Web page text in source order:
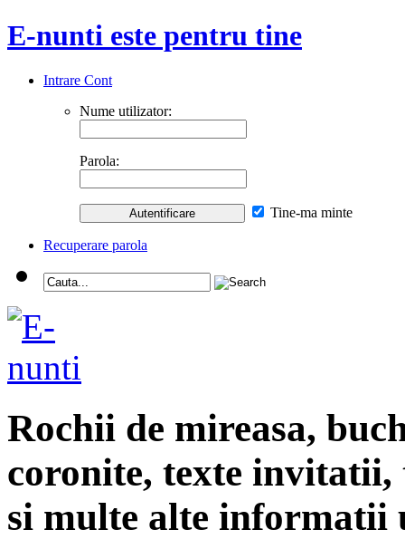
E-nunti este pentru tine
Intrare Cont
Nume utilizator:
Parola:
Tine-ma minte
Recuperare parola
Rochii de mireasa,
coronite, texte
si multe alte informatii